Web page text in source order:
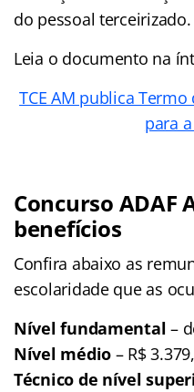
do pessoal terceirizado.
Leia o documento na
TCE AM publica
para
Concurso ADAF
benefícios
Confira abaixo as
escolaridade que as
Nível fundamental –
Nível médio – R$
Técnico de nível